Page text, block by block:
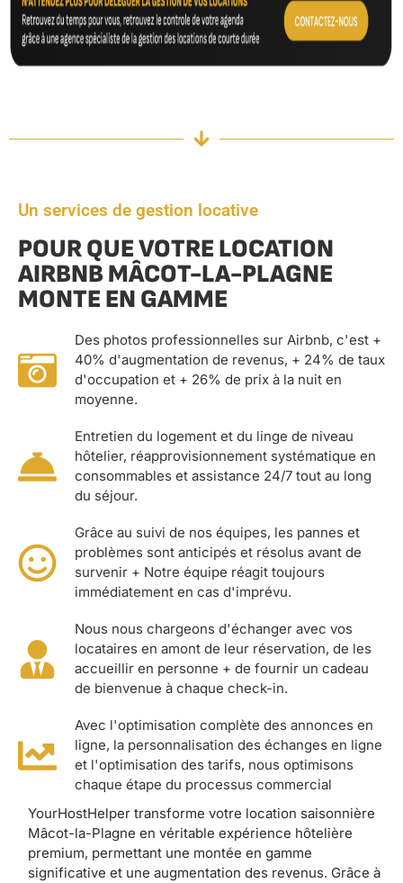
Un services de gestion locative
POUR QUE VOTRE LOCATION
AIRBNB MÂCOT-LA-PLAGNE
MONTE EN GAMME
Des photos professionnelles sur Airbnb, c'est +
40% d'augmentation de revenus, + 24% de taux
d'occupation et + 26% de prix à la nuit en
moyenne.
Entretien du logement et du linge de niveau
hôtelier, réapprovisionnement systématique en
consommables et assistance 24/7 tout au long
du séjour.
Grâce au suivi de nos équipes, les pannes et
problèmes sont anticipés et résolus avant de
survenir + Notre équipe réagit toujours
immédiatement en cas d'imprévu.
Nous nous chargeons d'échanger avec vos
locataires en amont de leur réservation, de les
accueillir en personne + de fournir un cadeau
de bienvenue à chaque check-in.
Avec l'optimisation complète des annonces en
ligne, la personnalisation des échanges en ligne
et l'optimisation des tarifs, nous optimisons
chaque étape du processus commercial
YourHostHelper transforme votre location saisonnière
Mâcot-la-Plagne en véritable expérience hôtelière
premium, permettant une montée en gamme
significative et une augmentation des revenus. Grâce à